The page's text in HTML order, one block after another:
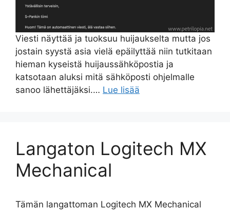
Viesti näyttää ja tuoksuu huijaukselta mutta jos
jostain syystä asia vielä epäilyttää niin tutkitaan
hieman kyseistä huijaussähköpostia ja
katsotaan aluksi mitä sähköposti ohjelmalle
sanoo lähettäjäksi.… Lue lisää
Langaton Logitech MX
Mechanical
Tämän langattoman Logitech MX Mechanical